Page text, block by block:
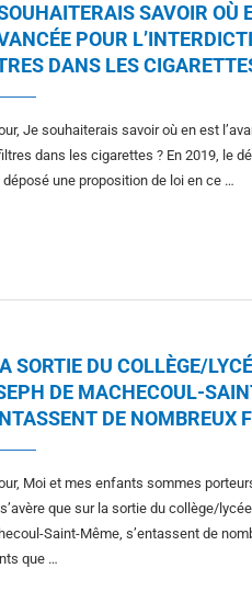
SAVOIR OÙ
POUR
DANS LES
Je souhaiterais savoir où en est
dans les cigarettes ? En 2019, le
déposé une proposition de loi en ce …
SORTIE DU COLLÈGE/
DE MACHECOUL-
DE NOMBREUX
Moi et mes enfants sommes
que sur la sortie du collège/
Saint-Même, s’entassent de
que …